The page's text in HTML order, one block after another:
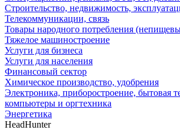
Строительство, недвижимость,
Телекоммуникации, связь
Товары народного потребления
Тяжелое машиностроение
Услуги для бизнеса
Услуги для населения
Финансовый сектор
Химическое производство, удобрения
Электроника, приборостроение, бытовая
компьютеры и оргтехника
Энергетика
HeadHunter